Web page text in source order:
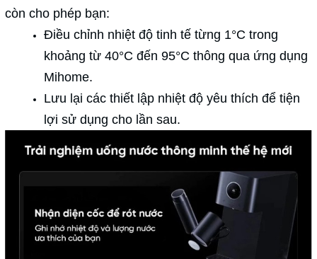
còn cho phép bạn:
Điều chỉnh nhiệt độ tinh tế từng 1°C trong
khoảng từ 40°C đến 95°C thông qua ứng dụng
Mihome.
Lưu lại các thiết lập nhiệt độ yêu thích để tiện
lợi sử dụng cho lần sau.